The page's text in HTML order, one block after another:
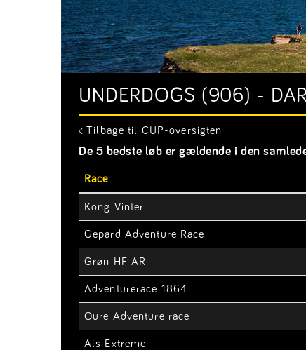
UNDERDOGS (906) -
< Tilbage til CUP-oversigten
De 5 bedste løb er gældende i den
Race
Kong Vinter
Gepard Adventure Race
Grøn HF AR
Adventurerace 1864
Oure Adventure race
Als Extreme